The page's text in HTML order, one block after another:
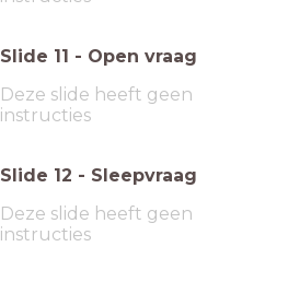
Slide 11 - Open vraag
Deze slide heeft geen
instructies
Slide 12 - Sleepvraag
Deze slide heeft geen
instructies